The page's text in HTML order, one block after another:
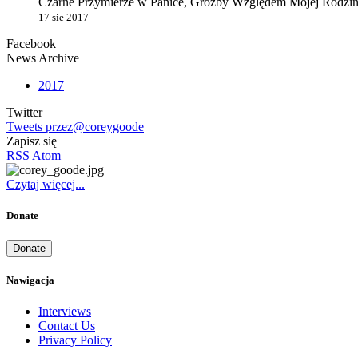
17 sie 2017
Facebook
News Archive
2017
Twitter
Tweets przez@coreygoode
Zapisz się
RSS Atom
Czytaj więcej...
Donate
Donate
Nawigacja
Interviews
Contact Us
Privacy Policy